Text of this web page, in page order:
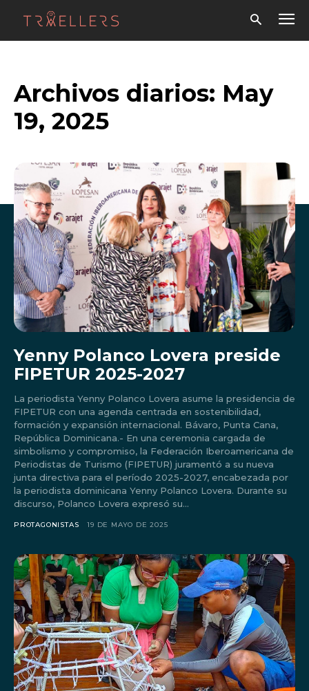
Archivos diarios: May
19, 2025
Yenny Polanco Lovera preside
FIPETUR 2025-2027
La periodista Yenny Polanco Lovera asume la presidencia de
FIPETUR con una agenda centrada en sostenibilidad,
formación y expansión internacional. Bávaro, Punta Cana,
República Dominicana.- En una ceremonia cargada de
simbolismo y compromiso, la Federación Iberoamericana de
Periodistas de Turismo (FIPETUR) juramentó a su nueva
junta directiva para el período 2025-2027, encabezada por
la periodista dominicana Yenny Polanco Lovera. Durante su
discurso, Polanco Lovera expresó su...
PROTAGONISTAS 19 DE MAYO DE 2025